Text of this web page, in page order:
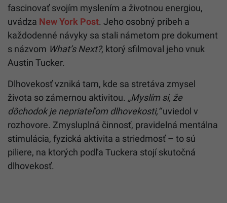
fascinovať svojím myslením a životnou energiou,
uvádza New York Post. Jeho osobný príbeh a
každodenné návyky sa stali námetom pre dokument
s názvom What’s Next?, ktorý sfilmoval jeho vnuk
Austin Tucker.
Dlhovekosť vzniká tam, kde sa stretáva zmysel
života so zámernou aktivitou. „Myslím si, že
dôchodok je nepriateľom dlhovekosti,“uviedol v
rozhovore. Zmysluplná činnosť, pravidelná mentálna
stimulácia, fyzická aktivita a striedmosť – to sú
piliere, na ktorých podľa Tuckera stojí skutočná
dlhovekosť.